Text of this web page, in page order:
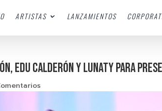
ARTISTAS LANZAMIENTOS
EDU CALDERÓN Y LUNATY PARA